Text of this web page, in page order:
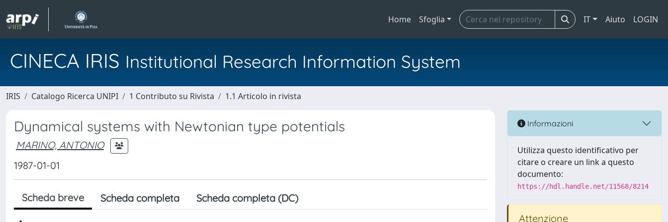
Home Sfoglia IT Aiuto LOGIN
CINECA IRIS Institutional Research Information System
IRIS Catalogo Ricerca UNIPI 1 Contributo su Rivista 1.1 Articolo in rivista
Dynamical systems with Newtonian type potentials
MARINO, ANTONIO
1987-01-01
Scheda breve Scheda completa Scheda completa (DC)
Informazioni
Utilizza questo identificativo per
citare o creare un link a questo
documento:
https://hdl.handle.net/11568/8214
Attenzione